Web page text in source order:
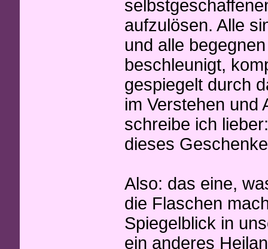
aufzulösen. Alle
und alle
beschleunigt,
gespiegelt durch
im Verstehen und
schreibe ich
dieses
Also: das eine,
die Flaschen
Spiegelblick in
ein anderes